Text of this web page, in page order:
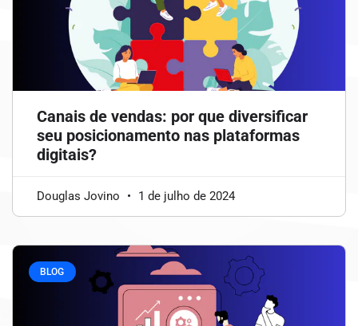
Canais de vendas: por que diversificar
seu posicionamento nas plataformas
digitais?
Douglas Jovino 1 de julho de 2024
BLOG